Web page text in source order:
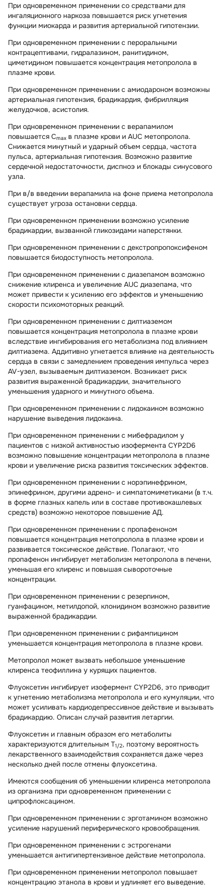
При одновременном применении со средствами для
ингаляционного наркоза повышается риск угнетения
функции миокарда и развития артериальной гипотензии.
При одновременном применении с пероральными
контрацептивами, гидралазином, ранитидином,
циметидином повышается концентрация метопролола в
плазме крови.
При одновременном применении с амиодароном возможны
артериальная гипотензия, брадикардия, фибрилляция
желудочков, асистолия.
При одновременном применении с верапамилом
повышается Cmax в плазме крови и AUC метопролола.
Снижается минутный и ударный объем сердца, частота
пульса, артериальная гипотензия. Возможно развитие
сердечной недостаточности, диспноэ и блокады синусового
узла.
При в/в введении верапамила на фоне приема метопролола
существует угроза остановки сердца.
При одновременном применении возможно усиление
брадикардии, вызванной гликозидами наперстянки.
При одновременном применении с декстропропоксифеном
повышается биодоступность метопролола.
При одновременном применении с диазепамом возможно
снижение клиренса и увеличение AUC диазепама, что
может привести к усилению его эффектов и уменьшению
скорости психомоторных реакций.
При одновременном применении с дилтиаземом
повышается концентрация метопролола в плазме крови
вследствие ингибирования его метаболизма под влиянием
дилтиазема. Аддитивно угнетается влияние на деятельность
сердца в связи с замедлением проведения импульса через
AV-узел, вызываемым дилтиаземом. Возникает риск
развития выраженной брадикардии, значительного
уменьшения ударного и минутного объема.
При одновременном применении с лидокаином возможно
нарушение выведения лидокаина.
При одновременном применении с мибефрадилом у
пациентов с низкой активностью изофермента CYP2D6
возможно повышение концентрации метопролола в плазме
крови и увеличение риска развития токсических эффектов.
При одновременном применении с норэпинефрином,
эпинефрином, другими адрено- и симпатомиметиками (в т.ч.
в форме глазных капель или в составе противокашлевых
средств) возможно некоторое повышение АД.
При одновременном применении с пропафеноном
повышается концентрация метопролола в плазме крови и
развивается токсическое действие. Полагают, что
пропафенон ингибирует метаболизм метопролола в печени,
уменьшая его клиренс и повышая сывороточные
концентрации.
При одновременном применении с резерпином,
гуанфацином, метилдопой, клонидином возможно развитие
выраженной брадикардии.
При одновременном применении с рифампицином
уменьшается концентрация метопролола в плазме крови.
Метопролол может вызвать небольшое уменьшение
клиренса теофиллина у курящих пациентов.
Флуоксетин ингибирует изофермент CYP2D6, это приводит
к угнетению метаболизма метопролола и его кумуляции, что
может усиливать кардиодепрессивное действие и вызывать
брадикардию. Описан случай развития летаргии.
Флуоксетин и главным образом его метаболиты
характеризуются длительным T1/2, поэтому вероятность
лекарственного взаимодействия сохраняется даже через
несколько дней после отмены флуоксетина.
Имеются сообщения об уменьшении клиренса метопролола
из организма при одновременном применении с
ципрофлоксацином.
При одновременном применении с эрготамином возможно
усиление нарушений периферического кровообращения.
При одновременном применении с эстрогенами
уменьшается антигипертензивное действие метопролола.
При одновременном применении метопролол повышает
концентрацию этанола в крови и удлиняет его выведение.